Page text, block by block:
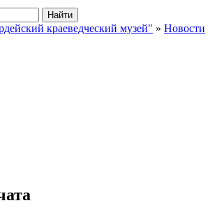
Найти
краеведческий музей" » Новости